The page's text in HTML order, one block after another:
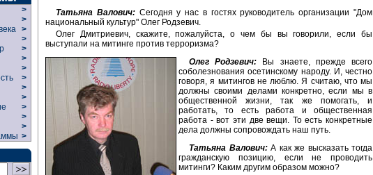
>
>
>
>
>
>
>
>
>
>
>
>
>
>
Татьяна Валович:Сегодня у нас в гостях руководитель организации "Дом
национальный культур" Олег Родзевич.
Олег Дмитриевич, скажите, пожалуйста, о чем бы вы говорили, если бы
выступали на митинге против терроризма?
Олег Родзевич: Вы знаете, прежде всего
соболезнования осетинскому народу. И, честно
говоря, я митингов не люблю. Я считаю, что мы
должны своими делами конкретно, если мы в
общественной жизни, так же помогать, и
работать, то есть работа и общественная
работа - вот эти две вещи. То есть конкретные
дела должны сопровождать наш путь.
Татьяна Валович:А как же высказать тогда
гражданскую позицию, если не проводить
митинги? Каким другим образом можно?